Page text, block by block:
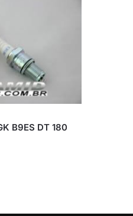
B9ES DT 180